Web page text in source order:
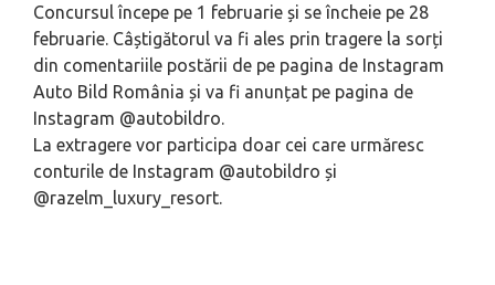
Concursul începe pe 1 februarie și se încheie pe 28
februarie. Câștigătorul va fi ales prin tragere la sorți
din comentariile postării de pe pagina de Instagram
Auto Bild România și va fi anunțat pe pagina de
Instagram @autobildro.
La extragere vor participa doar cei care urmăresc
conturile de Instagram @autobildro și
@razelm_luxury_resort.